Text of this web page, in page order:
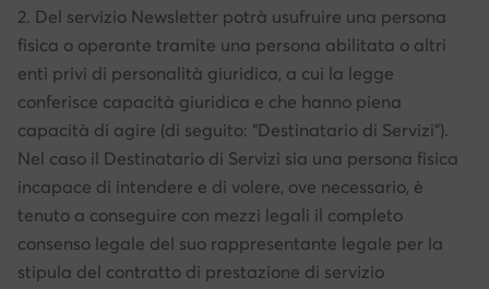
2. Del servizio Newsletter potrà usufruire una persona
fisica o operante tramite una persona abilitata o altri
enti privi di personalità giuridica, a cui la legge
conferisce capacità giuridica e che hanno piena
capacità di agire (di seguito: “Destinatario di Servizi”).
Nel caso il Destinatario di Servizi sia una persona fisica
incapace di intendere e di volere, ove necessario, è
tenuto a conseguire con mezzi legali il completo
consenso legale del suo rappresentante legale per la
stipula del contratto di prestazione di servizio